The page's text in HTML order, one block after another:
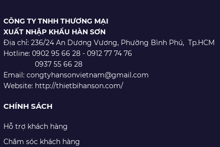
CÔNG TY TNHH THƯƠNG MẠI
XUẤT NHẬP KHẨU HÀN SƠN
Địa chỉ: 236/24 An Dương Vương, Phường Bình Phú, Tp.HCM
Hotline: 0902 95 66 28 - 0912 77 74 76
0937 55 66 28
Email: congtyhansonvietnam@gmail.com
Website: http://thietbihanson.com/
CHÍNH SÁCH
Hỗ trợ khách hàng
Chăm sóc khách hàng